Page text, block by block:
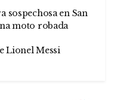
sospechosa en San
moto robada
Lionel Messi